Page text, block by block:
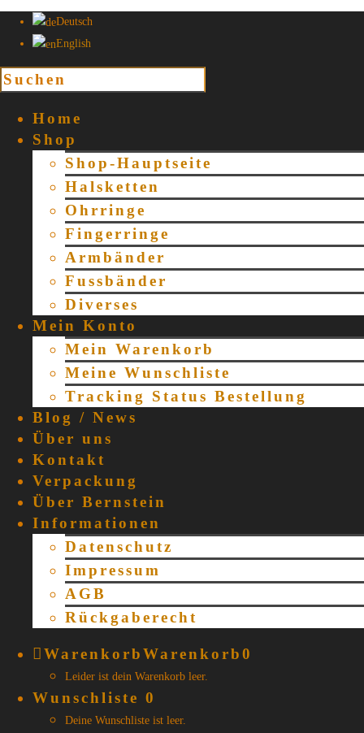
Deutsch
English
Home
Shop
Shop-Hauptseite
Halsketten
Ohrringe
Fingerringe
Armbänder
Fussbänder
Diverses
Mein Konto
Mein Warenkorb
Meine Wunschliste
Tracking Status Bestellung
Blog / News
Über uns
Kontakt
Verpackung
Über Bernstein
Informationen
Datenschutz
Impressum
AGB
Rückgaberecht
WarenkorbWarenkorb0
Leider ist dein Warenkorb leer.
Wunschliste 0
Deine Wunschliste ist leer.